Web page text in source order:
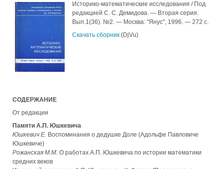
Историко-математические исследования / Под
редакцией С. С. Демидова. — Вторая серия.
Вып.1(36). №2. — Москва: "Янус", 1996. — 272 с.
Скачать сборник (DjVu)
СОДЕРЖАНИЕ
От редакции
Памяти А.П. Юшкевича
Юшкевич Е. Воспоминания о дедушке Доле (Адольфе Павловиче
Юшкевиче)
Рожанская М.М. О работах А.П. Юшкевича по истории математики
средних веков